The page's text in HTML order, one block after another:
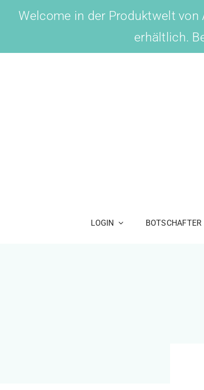
Welcome in der Produktwelt von
erhältlich.
LOGIN BOTSCHAFTER